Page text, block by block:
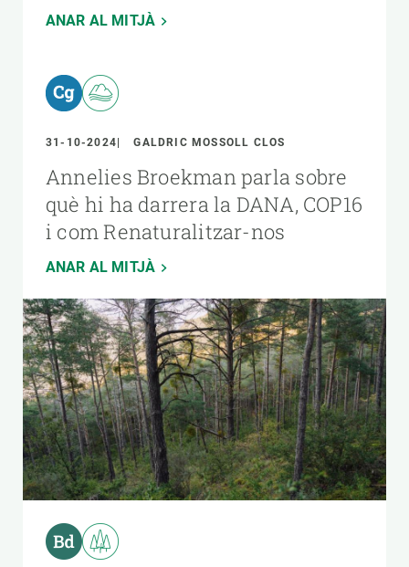
ANAR AL MITJÀ
31-10-2024 GALDRIC MOSSOLL CLOS
Annelies Broekman parla sobre
què hi ha darrera la DANA, COP16
i com Renaturalitzar-nos
ANAR AL MITJÀ